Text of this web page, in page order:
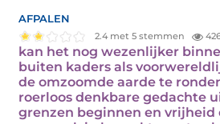
afpalen
2.4 met 5 stemmen
kan het nog wezenlijker
buiten kaders als
de omzoomde aarde te
roerloos denkbare gedachte
grenzen beginnen en